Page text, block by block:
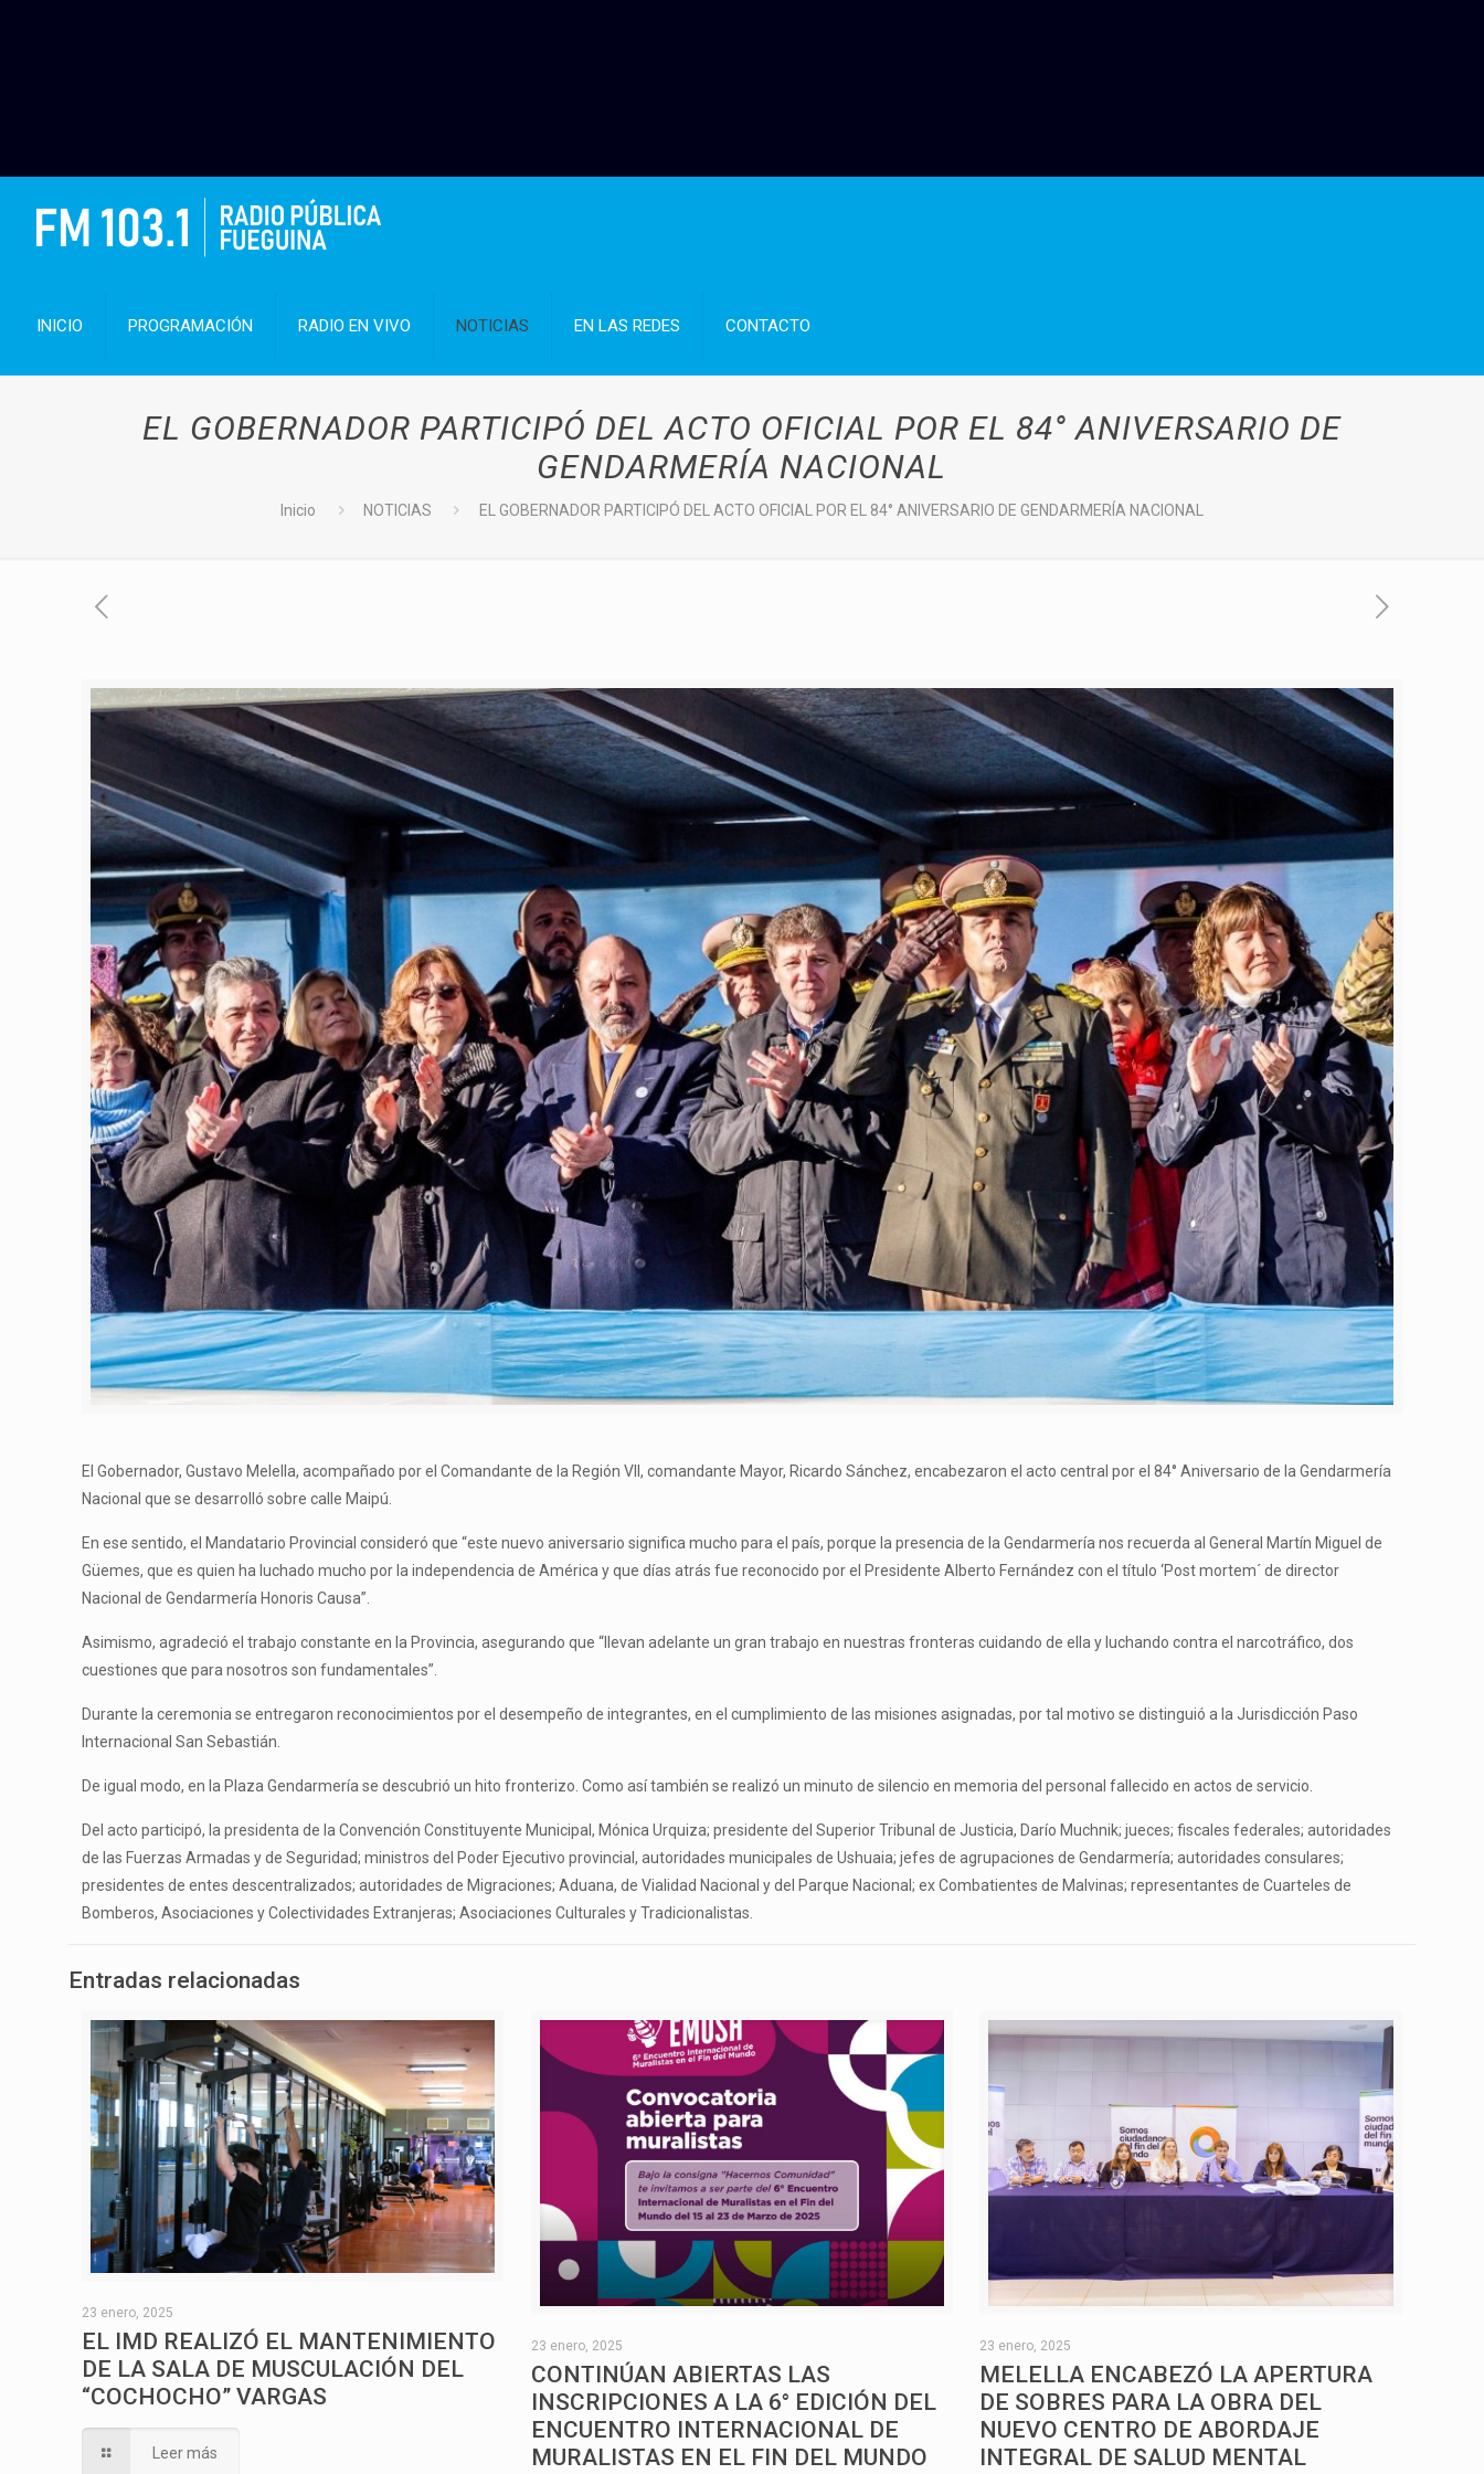
INICIO PROGRAMACIÓN RADIO EN VIVO NOTICIAS EN LAS REDES CONTACTO
EL GOBERNADOR PARTICIPÓ DEL ACTO OFICIAL POR EL 84° ANIVERSARIO DE
GENDARMERÍA NACIONAL
Inicio NOTICIAS EL GOBERNADOR PARTICIPÓ DEL ACTO OFICIAL POR EL 84° ANIVERSARIO DE GENDARMERÍA NACIONAL
El Gobernador, Gustavo Melella, acompañado por el Comandante de la Región VII, comandante Mayor, Ricardo Sánchez, encabezaron el acto central por el 84° Aniversario de la Gendarmería
Nacional que se desarrolló sobre calle Maipú.
En ese sentido, el Mandatario Provincial consideró que “este nuevo aniversario significa mucho para el país, porque la presencia de la Gendarmería nos recuerda al General Martín Miguel de
Güemes, que es quien ha luchado mucho por la independencia de América y que días atrás fue reconocido por el Presidente Alberto Fernández con el título ‘Post mortem´ de director
Nacional de Gendarmería Honoris Causa”.
Asimismo, agradeció el trabajo constante en la Provincia, asegurando que “llevan adelante un gran trabajo en nuestras fronteras cuidando de ella y luchando contra el narcotráfico, dos
cuestiones que para nosotros son fundamentales”.
Durante la ceremonia se entregaron reconocimientos por el desempeño de integrantes, en el cumplimiento de las misiones asignadas, por tal motivo se distinguió a la Jurisdicción Paso
Internacional San Sebastián.
De igual modo, en la Plaza Gendarmería se descubrió un hito fronterizo. Como así también se realizó un minuto de silencio en memoria del personal fallecido en actos de servicio.
Del acto participó, la presidenta de la Convención Constituyente Municipal, Mónica Urquiza; presidente del Superior Tribunal de Justicia, Darío Muchnik; jueces; fiscales federales; autoridades
de las Fuerzas Armadas y de Seguridad; ministros del Poder Ejecutivo provincial, autoridades municipales de Ushuaia; jefes de agrupaciones de Gendarmería; autoridades consulares;
presidentes de entes descentralizados; autoridades de Migraciones; Aduana, de Vialidad Nacional y del Parque Nacional; ex Combatientes de Malvinas; representantes de Cuarteles de
Bomberos, Asociaciones y Colectividades Extranjeras; Asociaciones Culturales y Tradicionalistas.
Entradas relacionadas
23 enero, 2025
EL IMD REALIZÓ EL MANTENIMIENTO
DE LA SALA DE MUSCULACIÓN DEL
“COCHOCHO” VARGAS
Leer más
23 enero, 2025
CONTINÚAN ABIERTAS LAS
INSCRIPCIONES A LA 6° EDICIÓN DEL
ENCUENTRO INTERNACIONAL DE
MURALISTAS EN EL FIN DEL MUNDO
23 enero, 2025
MELELLA ENCABEZÓ LA APERTURA
DE SOBRES PARA LA OBRA DEL
NUEVO CENTRO DE ABORDAJE
INTEGRAL DE SALUD MENTAL